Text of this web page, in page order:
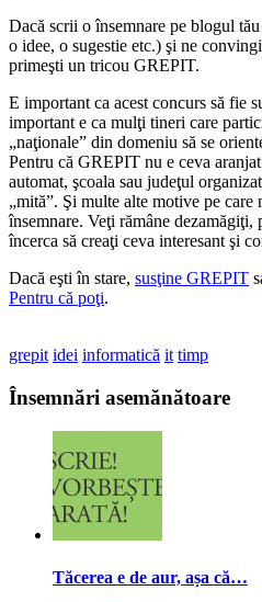
Dacă scrii o însemnare pe blogul
o idee, o sugestie etc.) şi ne
primeşti un tricou GREPIT.
E important ca acest concurs să fie
important e ca mulţi tineri care
„naţionale” din domeniu să se
Pentru că GREPIT nu e ceva
automat, şcoala sau judeţul
„mită”. Şi multe alte motive pe care
însemnare. Veţi rămâne dezamăgiţi,
încerca să creaţi ceva interesant şi
Dacă eşti în stare, susţine GREPIT
Pentru că poţi.
grepit idei informatică it timp
Însemnări asemănătoare
Tăcerea e de aur, așa că…